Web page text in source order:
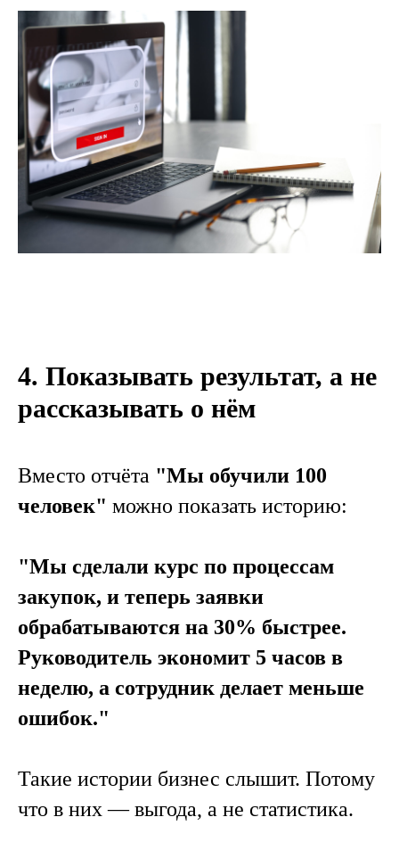
4. Показывать результат, а не
рассказывать о нём
Вместо отчёта "Мы обучили 100
человек" можно показать историю:
"Мы сделали курс по процессам
закупок, и теперь заявки
обрабатываются на 30% быстрее.
Руководитель экономит 5 часов в
неделю, а сотрудник делает меньше
ошибок."
Такие истории бизнес слышит. Потому
что в них — выгода, а не статистика.